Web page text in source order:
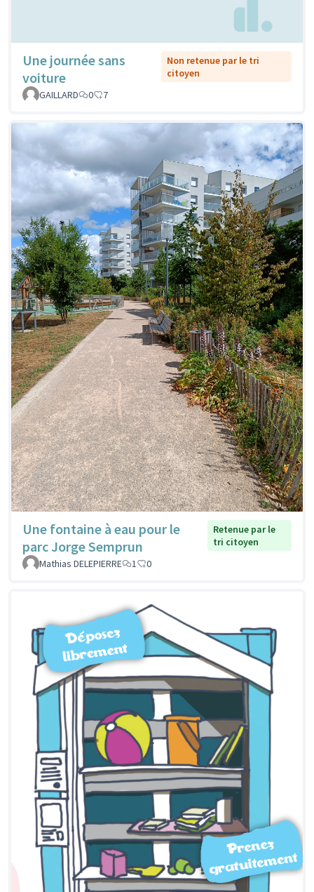
Une journée sans
voiture
Non retenue par le tri
citoyen
GAILLARD
0 7
Une fontaine à eau pour le
parc Jorge Semprun
Retenue par le
tri citoyen
Mathias DELEPIERRE
1 0